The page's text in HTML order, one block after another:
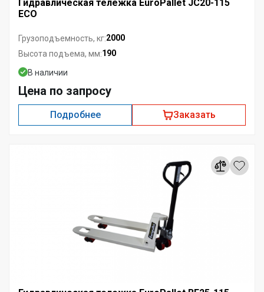
Гидравлическая тележка EuroPallet JC20-115
ECO
Грузоподъемность, кг:2000
Высота подъема, мм:190
В наличии
Цена по запросу
Подробнее Заказать